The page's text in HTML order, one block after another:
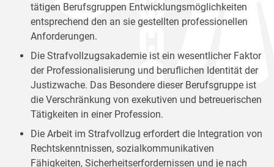
tätigen Berufsgruppen Entwicklungsmöglichkeiten
entsprechend den an sie gestellten professionellen
Anforderungen.
Die Strafvollzugsakademie ist ein wesentlicher Faktor
der Professionalisierung und beruflichen Identität der
Justizwache. Das Besondere dieser Berufsgruppe ist
die Verschränkung von exekutiven und betreuerischen
Tätigkeiten in einer Profession.
Die Arbeit im Strafvollzug erfordert die Integration von
Rechtskenntnissen, sozialkommunikativen
Fähigkeiten, Sicherheitserfordernissen und je nach